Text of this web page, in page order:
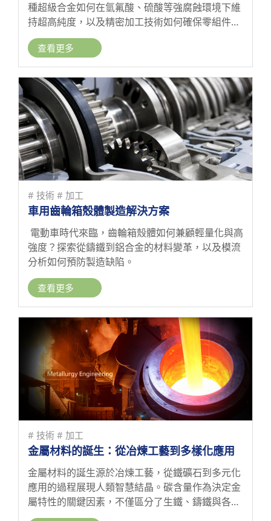
種超級合金如何在氫氟酸、硫酸等強腐蝕環境下維
持超高純度，以及精密加工技術如何確保零組件品
質
查看更多
# 技術 # 加工
車用齒輪箱殼體製造解決方案
電動車時代來臨，齒輪箱殼體如何兼顧輕量化與高
強度？探索從鑄鐵到鋁合金的材料變革，以及模流
分析如何預防製造缺陷。
查看更多
# 技術 # 加工
金屬材料的誕生：從冶煉工藝到多樣化應用
金屬材料的誕生源於冶煉工藝，從鐵礦石到多元化
應用的過程展現人類智慧結晶。碳含量作為決定金
屬特性的關鍵因素，不僅區分了生鐵、鑄鐵與各類
碳鋼，更為產品設計提供多樣化選擇。無論是韌性